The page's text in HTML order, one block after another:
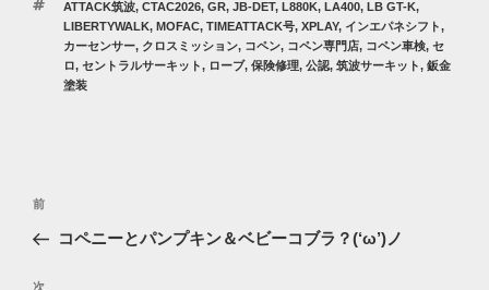
ゴ
リ
ー
タ
グ
ATTACK筑波, CTAC2026, GR, JB-DET, L880K, LA400, LB GT-K,
LIBERTYWALK, MOFAC, TIMEATTACK号, XPLAY, インエパネシフト,
カーセンサー, クロスミッション, コペン, コペン専門店, コペン車検, セ
ロ, セントラルサーキット, ローブ, 保険修理, 公認, 筑波サーキット, 鈑金
塗装
投
ナ
ビ
過
去
投
前
コペニーとパンプキン＆ベビーコブラ？(‘ω’)ノ
次